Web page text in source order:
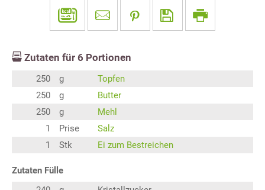
Zutaten für 6 Portionen
250 g
Topfen
250
g
Butter
250
g
Mehl
1
Prise
Salz
1
Stk Ei zum Bestreichen
Zutaten Fülle